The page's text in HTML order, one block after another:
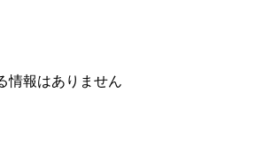
情報はありません